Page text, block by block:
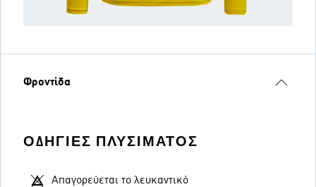
Φροντίδα
ΟΔΗΓΊΕΣ ΠΛΥΣΊΜΑΤΟΣ
Απαγορεύεται το λευκαντικό